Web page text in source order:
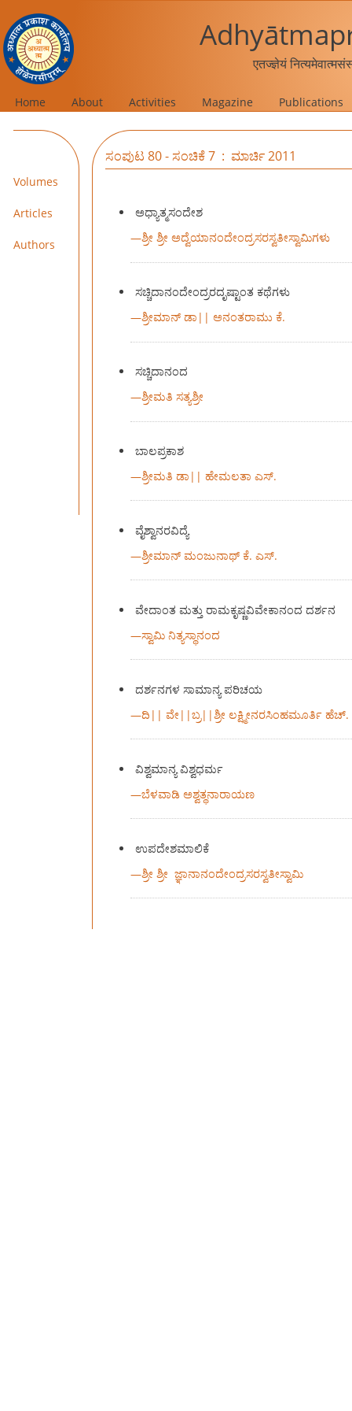
एतज्ज्ञेयं
Home About Activities Magazine Publications
Volumes
Articles
Authors
ಸಂಪುಟ 80 - ಸಂಚಿಕೆ 7 : ಮಾರ್ಚಿ 2011
ಅಧ್ಯಾತ್ಮಸಂದೇಶ
—ಶ್ರೀ ಶ್ರೀ ಅದ್ವೆಯಾನಂದೇಂದ್ರಸರಸ್ವತೀಸ್ವಾಮಿಗಳು
ಸಚ್ಚಿದಾನಂದೇಂದ್ರರದೃಷ್ಟಾಂತ ಕಥೆಗಳು
—ಶ್ರೀಮಾನ್ ಡಾ|| ಅನಂತರಾಮು ಕೆ.
ಸಚ್ಚಿದಾನಂದ
—ಶ್ರೀಮತಿ ಸತ್ಯಶ್ರೀ
ಬಾಲಪ್ರಕಾಶ
—ಶ್ರೀಮತಿ ಡಾ|| ಹೇಮಲತಾ ಎಸ್.
ವೈಶ್ವಾನರವಿದ್ಯೆ
—ಶ್ರೀಮಾನ್ ಮಂಜುನಾಥ್‍ ಕೆ. ಎಸ್‍.
ವೇದಾಂತ ಮತ್ತು ರಾಮಕೃಷ್ಣವಿವೇಕಾನಂದ ದರ್ಶನ
—ಸ್ವಾಮಿ ನಿತ್ಯಸ್ಥಾನಂದ
ದರ್ಶನಗಳ ಸಾಮಾನ್ಯ ಪರಿಚಯ
—ದಿ|| ವೇ||ಬ್ರ||ಶ್ರೀ ಲಕ್ಷ್ಮೀನರಸಿಂಹಮೂರ್ತಿ
ವಿಶ್ವಮಾನ್ಯ ವಿಶ್ವಧರ್ಮ
—ಬೆಳವಾಡಿ ಅಶ್ವತ್ಥನಾರಾಯಣ
ಉಪದೇಶಮಾಲಿಕೆ
—ಶ್ರೀ ಶ್ರೀ ಜ್ಞಾನಾನಂದೇಂದ್ರಸರಸ್ವತೀಸ್ವಾಮಿ